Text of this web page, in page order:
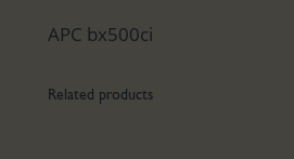
APC bx500ci
Related products